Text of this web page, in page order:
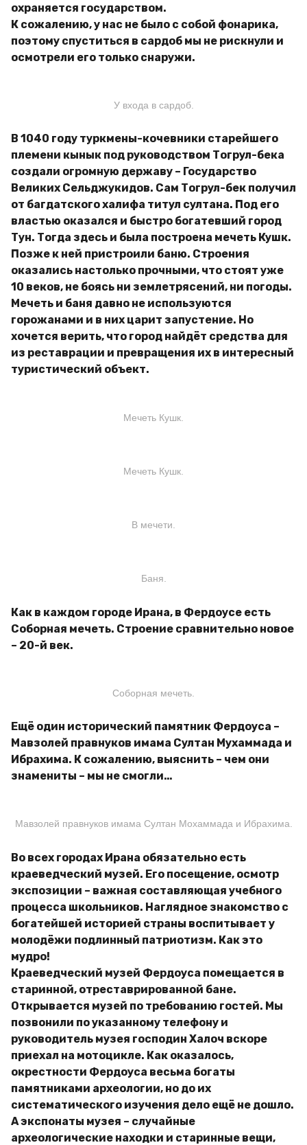
охраняется государством.
К сожалению, у нас не было с собой фонарика,
поэтому спуститься в сардоб мы не рискнули и
осмотрели его только снаружи.
У входа в сардоб.
В 1040 году туркмены-кочевники старейшего
племени кынык под руководством Тогрул-бека
создали огромную державу – Государство
Великих Сельджукидов. Сам Тогрул-бек получил
от багдатского халифа титул султана. Под его
властью оказался и быстро богатевший город
Тун. Тогда здесь и была построена мечеть Кушк.
Позже к ней пристроили баню. Строения
оказались настолько прочными, что стоят уже
10 веков, не боясь ни землетрясений, ни погоды.
Мечеть и баня давно не используются
горожанами и в них царит запустение. Но
хочется верить, что город найдёт средства для
из реставрации и превращения их в интересный
туристический объект.
Мечеть Кушк.
Мечеть Кушк.
В мечети.
Баня.
Как в каждом городе Ирана, в Фердоусе есть
Соборная мечеть. Строение сравнительно новое
– 20-й век.
Соборная мечеть.
Ещё один исторический памятник Фердоуса –
Мавзолей правнуков имама Султан Мухаммада и
Ибрахима. К сожалению, выяснить – чем они
знамениты – мы не смогли…
Мавзолей правнуков имама Султан Мохаммада и Ибрахима.
Во всех городах Ирана обязательно есть
краеведческий музей. Его посещение, осмотр
экспозиции – важная составляющая учебного
процесса школьников. Наглядное знакомство с
богатейшей историей страны воспитывает у
молодёжи подлинный патриотизм. Как это
мудро!
Краеведческий музей Фердоуса помещается в
старинной, отреставрированной бане.
Открывается музей по требованию гостей. Мы
позвонили по указанному телефону и
руководитель музея господин Халоч вскоре
приехал на мотоцикле. Как оказалось,
окрестности Фердоуса весьма богаты
памятниками археологии, но до их
систематического изучения дело ещё не дошло.
А экспонаты музея – случайные
археологические находки и старинные вещи,